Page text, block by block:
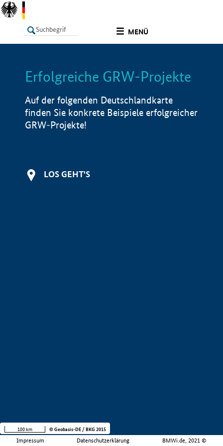
MENÜ
LISTE Info
Erfolgreiche GRW-Projekte
Auf der folgenden Deutschlandkarte
finden Sie konkrete Beispiele erfolgreicher
GRW-Projekte!
LOS GEHT'S
Impressum Datenschutzerklärung BMWi.de, 2021 ©
100 km © Geobasis-DE / BKG 2015